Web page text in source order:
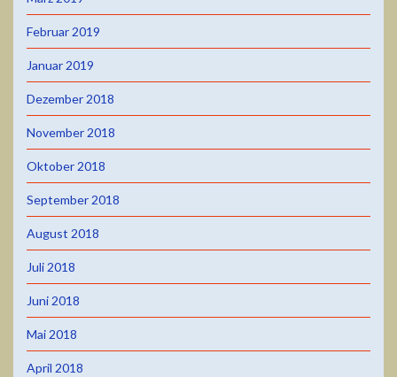
Februar 2019
Januar 2019
Dezember 2018
November 2018
Oktober 2018
September 2018
August 2018
Juli 2018
Juni 2018
Mai 2018
April 2018